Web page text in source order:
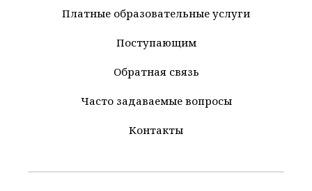
Платные образовательные услуги
Поступающим
Обратная связь
Часто задаваемые вопросы
Контакты